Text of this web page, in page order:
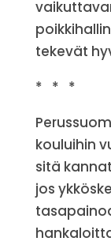
tekevät
* * *
kouluihin
sitä
jos